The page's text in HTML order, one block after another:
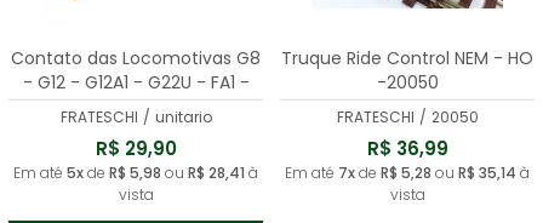
Contato das Locomotivas G8
- G12 - G12A1 - G22U - FA1 -
U5B - Trem Metropolitano -
FRATESCHI - 30065
FRATESCHI / unitario
R$ 29,90
Em até 5xde R$ 5,98 ou R$ 28,41 à
vista
Truque Ride Control NEM - HO
-20050
FRATESCHI / 20050
R$ 36,99
Em até 7xde R$ 5,28 ou R$ 35,14 à
vista